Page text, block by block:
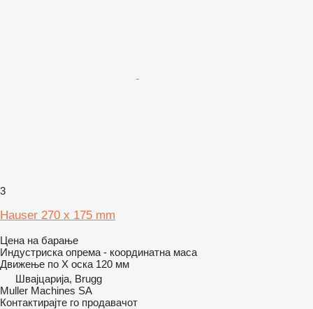
3
Hauser 270 x 175 mm
Цена на барање
Индустриска опрема - координатна маса
Движење по Х оска 120 мм
Швајцарија, Brugg
Muller Machines SA
Контактирајте го продавачот